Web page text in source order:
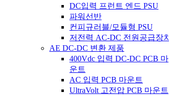
DC입력 프런트 엔드 PSU
파워선반
컨피규러블/모듈형 PSU
저전력 AC-DC 전원공급장치
AE DC-DC 변환 제품
400Vdc 입력 DC-DC PCB 마
운트
AC 입력 PCB 마운트
UltraVolt 고전압 PCB 마운트